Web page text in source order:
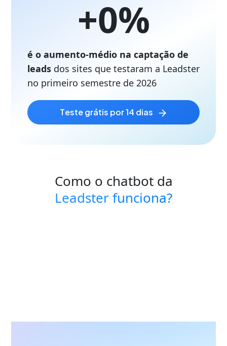
+0%
é o aumento-médio na captação de
leadsdos sites que testaram a Leadster
no primeiro semestre de 2026
teste grátis por 14 dias
Como o chatbot da
Leadster funciona?